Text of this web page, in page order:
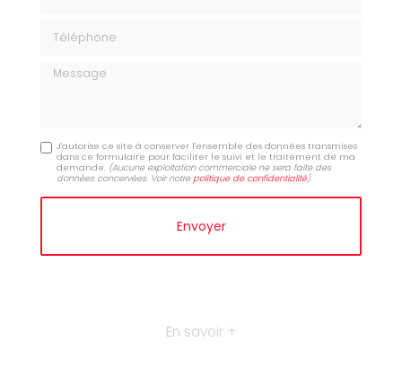
Message
J'autorise ce site à conserver l'ensemble des données transmises
dans ce formulaire pour faciliter le suivi et le traitement de ma
demande. (Aucune exploitation commerciale ne sera faite des
données concervées. Voir notrepolitique de confidentialité)
En savoir +